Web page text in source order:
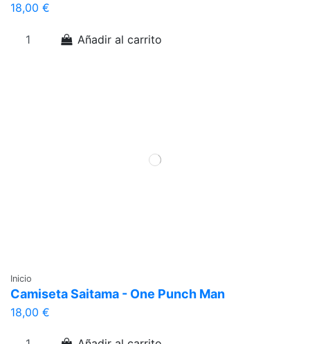
18,00 €
Añadir al carrito
Inicio
Camiseta Saitama - One Punch Man
18,00 €